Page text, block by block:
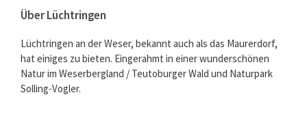
Über Lüchtringen
Lüchtringen an der Weser, bekannt auch als das Maurerdorf,
hat einiges zu bieten. Eingerahmt in einer wunderschönen
Natur im Weserbergland / Teutoburger Wald und Naturpark
Solling-Vogler.